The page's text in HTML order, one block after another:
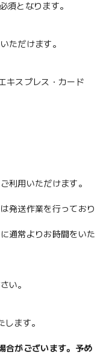
須となります。
ただけます。
スプレス・カード
利用いただけます。
発送作業を行っており
通常よりお時間をいた
い。
ます。
合がございます。予め